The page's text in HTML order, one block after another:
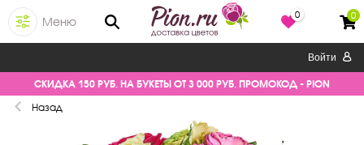
Меню
0 0
Войти
СКИДКА 150 РУБ. НА БУКЕТЫ ОТ 3 000 РУБ. ПРОМОКОД - PION
Назад